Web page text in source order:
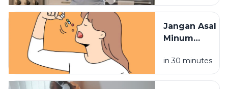
Tidak
Maksimal
Jangan Asal
Minum
Waktu
Konsumsinya
in 30 minutes